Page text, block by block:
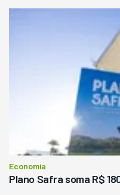
Economia
Plano Safra soma R$